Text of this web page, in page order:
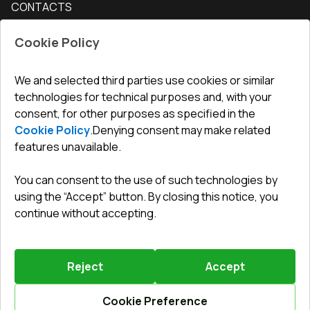
Interior doors
How to measure windows
For companies, cooperation
Conditions for returning goods
Guarantee
CONTACTS
undefined(undefined)
info@toptechnik.com.pl
Polityka prywatności
REGULAMIN
©2026.All right reserved.Powered byVitrager.com.
Report a problem?
Cookie Policy
We and selected third parties use cookies or similar
technologies for technical purposes and, with your
consent, for other purposes as specified in the
Cookie Policy.Denying consent may make related
features unavailable.
You can consent to the use of such technologies by
using the “Accept” button. By closing this notice, you
continue without accepting.
Reject Accept
Cookie Preference